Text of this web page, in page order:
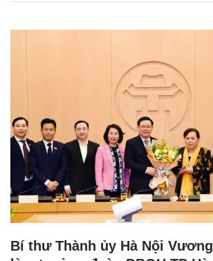
Bí thư Thành ủy Hà Nội